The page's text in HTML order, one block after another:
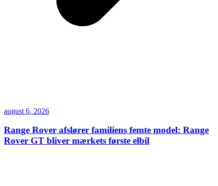
august 6, 2026
Range Rover afslører familiens femte model: Range
Rover GT bliver mærkets første elbil